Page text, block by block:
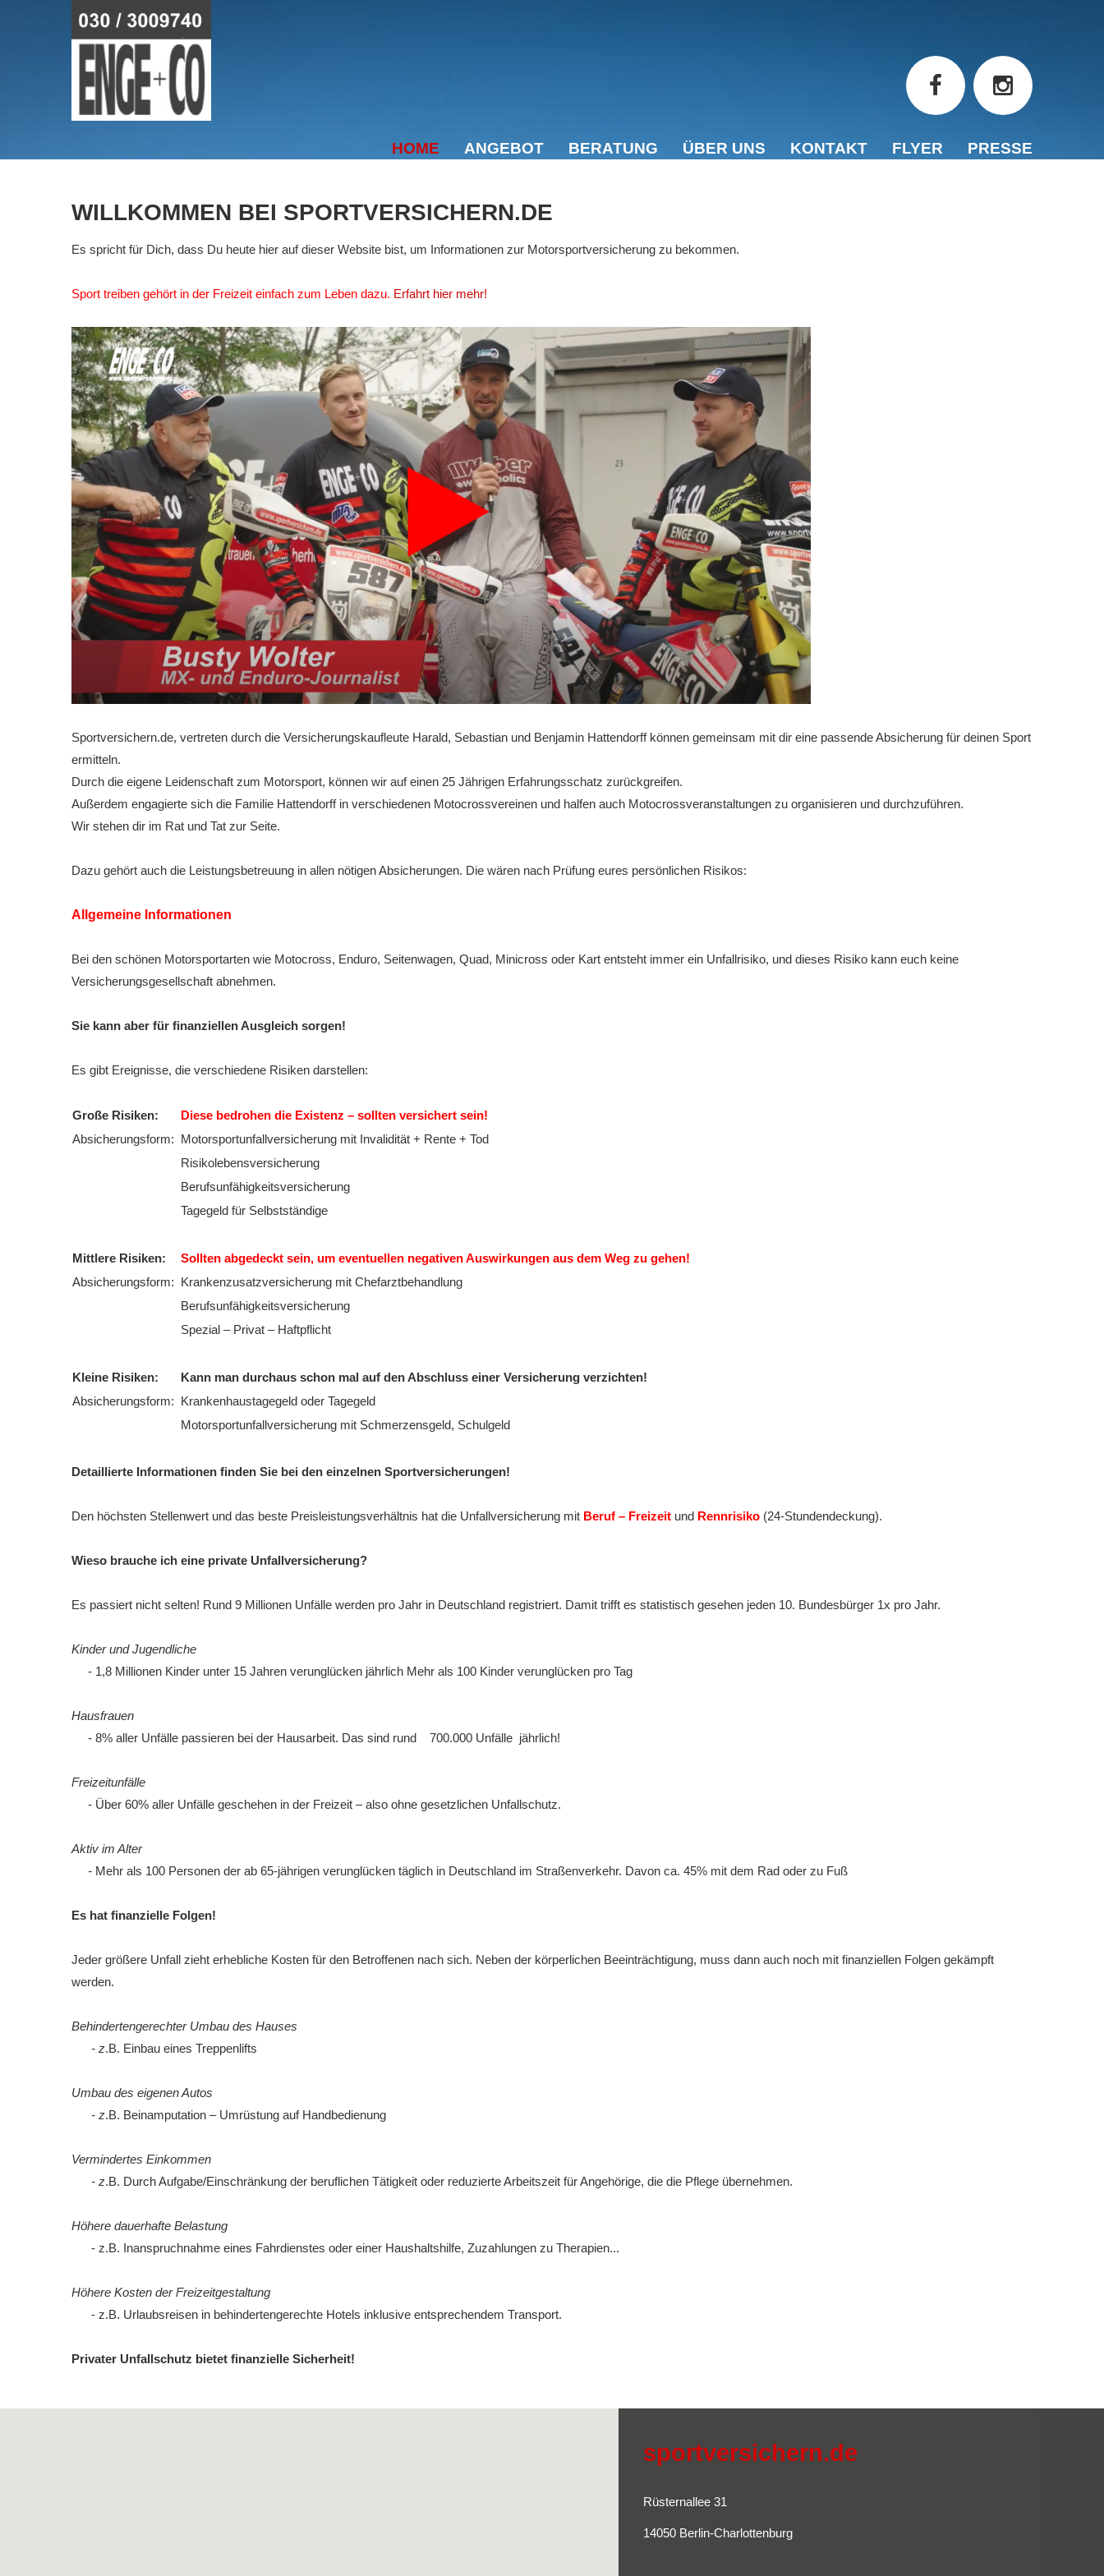
HOME ANGEBOT BERATUNG ÜBER UNS KONTAKT FLYER PRESSE
WILLKOMMEN BEI SPORTVERSICHERN.DE
Es spricht für Dich, dass Du heute hier auf dieser Website bist, um Informationen zur Motorsportversicherung zu bekommen.
Sport treiben gehört in der Freizeit einfach zum Leben dazu. Erfahrt hier mehr!
Sportversichern.de, vertreten durch die Versicherungskaufleute Harald, Sebastian und Benjamin Hattendorff können gemeinsam mit dir eine passende Absicherung für deinen Sport
ermitteln.
Durch die eigene Leidenschaft zum Motorsport, können wir auf einen 25 Jährigen Erfahrungsschatz zurückgreifen.
Außerdem engagierte sich die Familie Hattendorff in verschiedenen Motocrossvereinen und halfen auch Motocrossveranstaltungen zu organisieren und durchzuführen.
Wir stehen dir im Rat und Tat zur Seite.
Dazu gehört auch die Leistungsbetreuung in allen nötigen Absicherungen. Die wären nach Prüfung eures persönlichen Risikos:
Allgemeine Informationen
Bei den schönen Motorsportarten wie Motocross, Enduro, Seitenwagen, Quad, Minicross oder Kart entsteht immer ein Unfallrisiko, und dieses Risiko kann euch keine
Versicherungsgesellschaft abnehmen.
Sie kann aber für finanziellen Ausgleich sorgen!
Es gibt Ereignisse, die verschiedene Risiken darstellen:
Große Risiken:
Diese bedrohen die Existenz – sollten versichert sein!
Absicherungsform: Motorsportunfallversicherung mit Invalidität + Rente + Tod
Risikolebensversicherung
Berufsunfähigkeitsversicherung
Tagegeld für Selbstständige
Mittlere Risiken:
Sollten abgedeckt sein, um eventuellen negativen Auswirkungen aus dem Weg zu gehen!
Absicherungsform: Krankenzusatzversicherung mit Chefarztbehandlung
Berufsunfähigkeitsversicherung
Spezial – Privat – Haftpflicht
Kleine Risiken:
Kann man durchaus schon mal auf den Abschluss einer Versicherung verzichten!
Absicherungsform: Krankenhaustagegeld oder Tagegeld
Motorsportunfallversicherung mit Schmerzensgeld, Schulgeld
Detaillierte Informationen finden Sie bei den einzelnen Sportversicherungen!
Den höchsten Stellenwert und das beste Preisleistungsverhältnis hat die Unfallversicherung mit Beruf – Freizeit und Rennrisiko (24-Stundendeckung).
Wieso brauche ich eine private Unfallversicherung?
Es passiert nicht selten! Rund 9 Millionen Unfälle werden pro Jahr in Deutschland registriert. Damit trifft es statistisch gesehen jeden 10. Bundesbürger 1x pro Jahr.
Kinder und Jugendliche
- 1,8 Millionen Kinder unter 15 Jahren verunglücken jährlich Mehr als 100 Kinder verunglücken pro Tag
Hausfrauen
- 8% aller Unfälle passieren bei der Hausarbeit. Das sind rund 700.000 Unfälle jährlich!
Freizeitunfälle
- Über 60% aller Unfälle geschehen in der Freizeit – also ohne gesetzlichen Unfallschutz.
Aktiv im Alter
- Mehr als 100 Personen der ab 65-jährigen verunglücken täglich in Deutschland im Straßenverkehr. Davon ca. 45% mit dem Rad oder zu Fuß
Es hat finanzielle Folgen!
Jeder größere Unfall zieht erhebliche Kosten für den Betroffenen nach sich. Neben der körperlichen Beeinträchtigung, muss dann auch noch mit finanziellen Folgen gekämpft
werden.
Behindertengerechter Umbau des Hauses
- z.B. Einbau eines Treppenlifts
Umbau des eigenen Autos
- z.B. Beinamputation – Umrüstung auf Handbedienung
Vermindertes Einkommen
- z.B. Durch Aufgabe/Einschränkung der beruflichen Tätigkeit oder reduzierte Arbeitszeit für Angehörige, die die Pflege übernehmen.
Höhere dauerhafte Belastung
- z.B. Inanspruchnahme eines Fahrdienstes oder einer Haushaltshilfe, Zuzahlungen zu Therapien...
Höhere Kosten der Freizeitgestaltung
- z.B. Urlaubsreisen in behindertengerechte Hotels inklusive entsprechendem Transport.
Privater Unfallschutz bietet finanzielle Sicherheit!
sportversichern.de
Rüsternallee 31
14050 Berlin-Charlottenburg